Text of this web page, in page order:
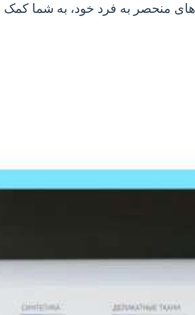
منحصر به فرد خود، به شما